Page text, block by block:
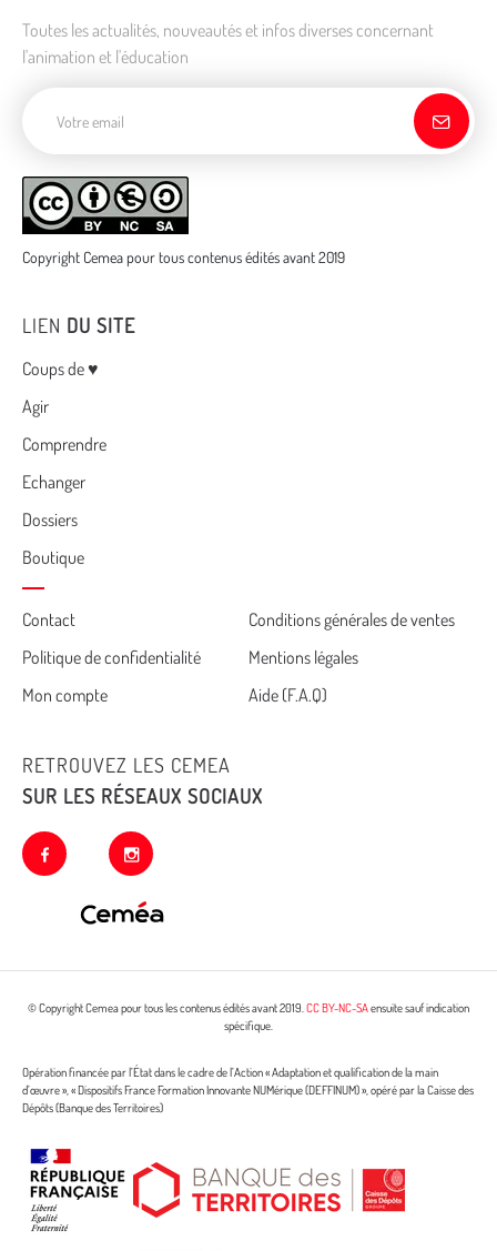
Toutes les actualités, nouveautés et infos diverses concernant
l'animation et l'éducation
Copyright Cemea pour tous contenus édités avant 2019
LIEN DU SITE
Menu
Coups de ♥
Agir
Comprendre
Echanger
Dossiers
Boutique
Cemea
footer
Contact
Conditions générales de ventes
Politique de confidentialité
Mentions légales
Mon compte
Aide (F.A.Q)
RETROUVEZ LES CEMEA
SUR LES RÉSEAUX SOCIAUX
facebook instagram
© Copyright Cemea pour tous les contenus édités avant 2019.CC BY-NC-SAensuite sauf indication
spécifique.
Opération financée par l’État dans le cadre de l’Action « Adaptation et qualification de la main
d’œuvre », « Dispositifs France Formation Innovante NUMérique (DEFFINUM) », opéré par la Caisse des
Dépôts (Banque des Territoires)